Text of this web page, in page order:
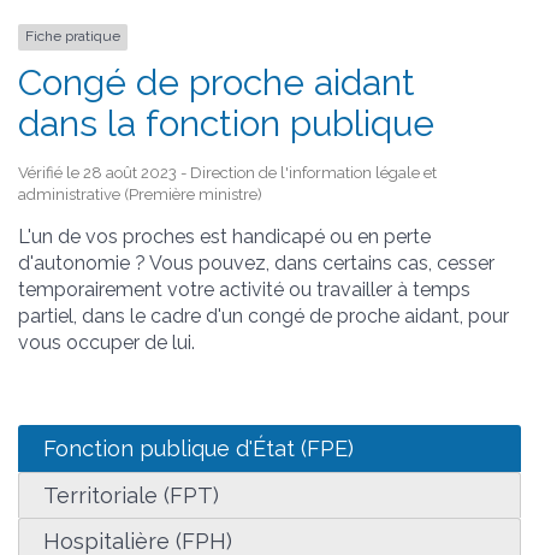
Fiche pratique
Congé de proche aidant
dans la fonction publique
Vérifié le 28 août 2023 - Direction de l'information légale et
administrative (Première ministre)
L'un de vos proches est handicapé ou en perte
d'autonomie ? Vous pouvez, dans certains cas, cesser
temporairement votre activité ou travailler à temps
partiel, dans le cadre d'un congé de proche aidant, pour
vous occuper de lui.
Fonction publique d'État (FPE)
Territoriale (FPT)
Hospitalière (FPH)